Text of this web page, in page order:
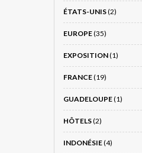
ÉTATS-UNIS(2)
EUROPE(35)
EXPOSITION(1)
FRANCE(19)
GUADELOUPE(1)
HÔTELS(2)
INDONÉSIE(4)